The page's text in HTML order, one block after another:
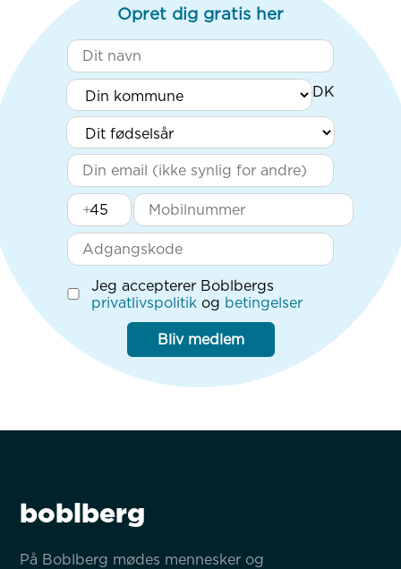
Opret dig gratis her
+
Jeg accepterer Boblbergs
privatlivspolitik og betingelser
Bliv medlem
boblberg
På Boblberg mødes mennesker og